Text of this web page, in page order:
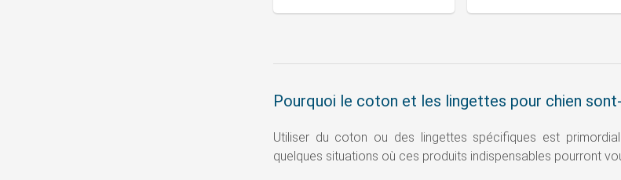
Pourquoi le coton et les lingettes pour chien
Utiliser du coton ou des lingettes spécifiques est
quelques situations où ces produits indispensables pourront